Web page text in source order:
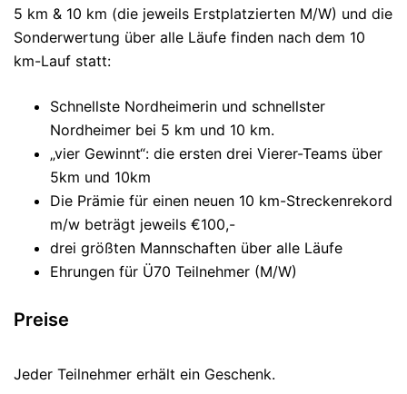
5 km & 10 km (die jeweils Erstplatzierten M/W) und die
Sonderwertung über alle Läufe finden nach dem 10
km-Lauf statt:
Schnellste Nordheimerin und schnellster
Nordheimer bei 5 km und 10 km.
„vier Gewinnt“: die ersten drei Vierer-Teams über
5km und 10km
Die Prämie für einen neuen 10 km-Streckenrekord
m/w beträgt jeweils €100,-
drei größten Mannschaften über alle Läufe
Ehrungen für Ü70 Teilnehmer (M/W)
Preise
Jeder Teilnehmer erhält ein Geschenk.